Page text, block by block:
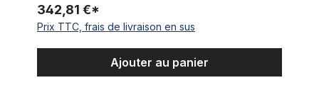
342,81 €*
Prix TTC, frais de livraison en sus
Ajouter au panier